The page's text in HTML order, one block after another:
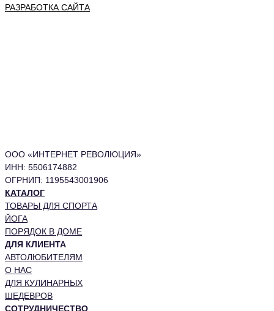
ООО «ИНТЕРНЕТ РЕВОЛЮЦИЯ»
ИНН: 5506174882
ОГРНИП: 1195543001906
КАТАЛОГ
ТОВАРЫ ДЛЯ СПОРТА
ЙОГА
ПОРЯДОК В ДОМЕ
ДЛЯ КЛИЕНТА
АВТОЛЮБИТЕЛЯМ
О НАС
ДЛЯ КУЛИНАРНЫХ
ШЕДЕВРОВ
СОТРУДНИЧЕСТВО
РАЗРАБОТКА САЙТА